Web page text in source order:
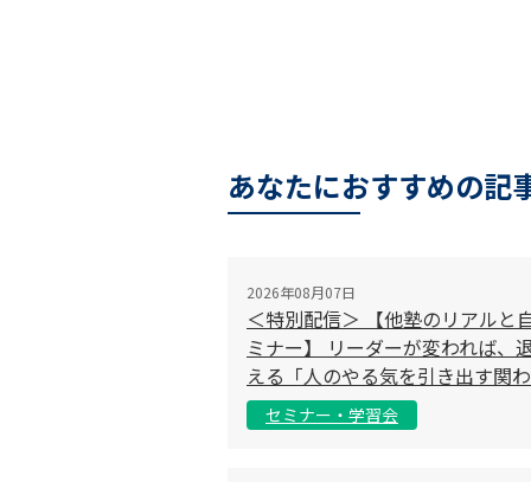
あなたにおすすめの記
2026年08月07日
＜特別配信＞ 【他塾のリアルと
ミナー】 リーダーが変われば、
える「人のやる気を引き出す関
セミナー・学習会